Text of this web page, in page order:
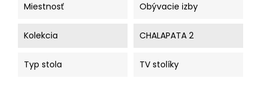
Miestnosť Obývacie izby
Kolekcia CHALAPATA 2
Typ stola TV stolíky